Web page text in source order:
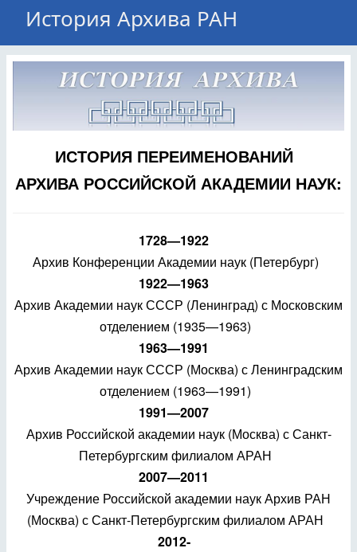
История Архива РАН
ИСТОРИЯ ПЕРЕИМЕНОВАНИЙ
АРХИВА РОССИЙСКОЙ АКАДЕМИИ НАУК:
1728—1922
Архив Конференции Академии наук (Петербург)
1922—1963
Архив Академии наук СССР (Ленинград) с Московским
отделением (1935—1963)
1963—1991
Архив Академии наук СССР (Москва) с Ленинградским
отделением (1963—1991)
1991—2007
Архив Российской академии наук (Москва) с Санкт-
Петербургским филиалом АРАН
2007—2011
Учреждение Российской академии наук Архив РАН
(Москва) с Санкт-Петербургским филиалом АРАН
2012-